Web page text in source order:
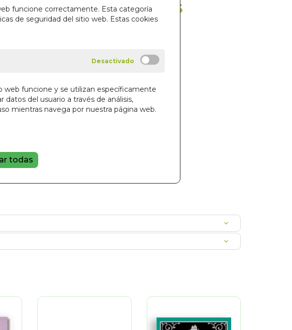
funcione correctamente. Esta categoría
de seguridad del sitio web. Estas cookies
web funcione y se utilizan específicamente
datos del usuario a través de análisis,
mientras navega por nuestra página web.
todas
COLINAS DE AGOSTO. LAS
9,00 €
Añadir a la cesta